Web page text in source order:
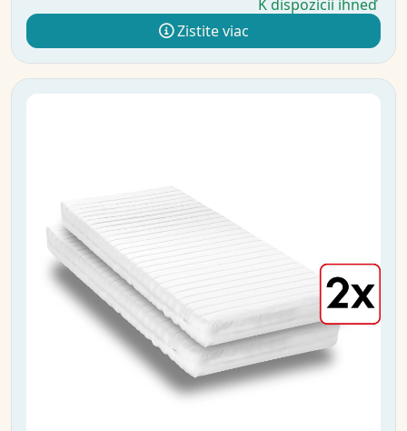
K dispozícii ihneď
Zistite viac